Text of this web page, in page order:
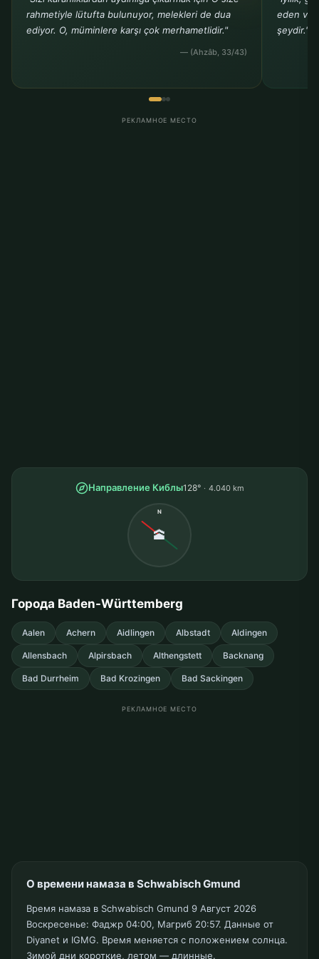
rahmetiyle lütufta bulunuyor, melekleri de dua
ediyor. O, müminlere karşı çok merhametlidir."
— (Ahzâb, 33/43)
eden ve
şeydir."
РЕКЛАМНОЕ МЕСТО
Направление Киблы128° 4.040 km
N
🕋
Города Baden-Württemberg
Aalen Achern Aidlingen Albstadt Aldingen
Allensbach Alpirsbach Althengstett Backnang
Bad Durrheim Bad Krozingen Bad Sackingen
РЕКЛАМНОЕ МЕСТО
О времени намаза в Schwabisch Gmund
Время намаза в Schwabisch Gmund 9 Август 2026
Воскресенье: Фаджр 04:00, Магриб 20:57. Данные от
Diyanet и IGMG. Время меняется с положением солнца.
Зимой дни короткие, летом — длинные.